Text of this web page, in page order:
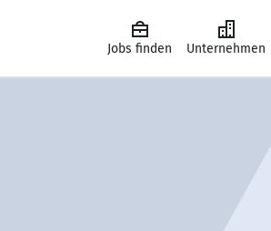
Jobs finden Unternehmen